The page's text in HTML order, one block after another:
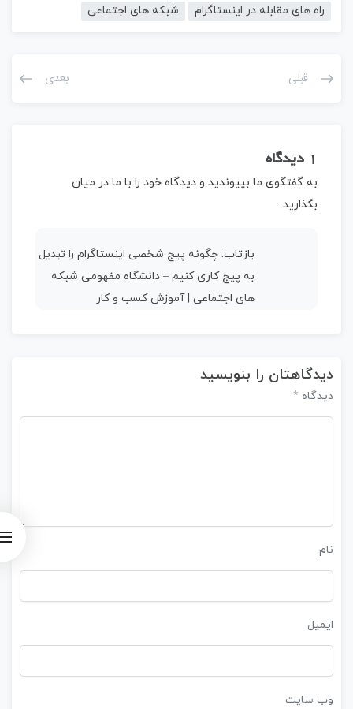
راه های مقابله در اینستاگرام
شبکه های اجتماعی
قبلی بعدی
1 دیدگاه
به گفتگوی ما بپیوندید و دیدگاه خود را با ما در میان
بگذارید.
بازتاب: چگونه پیج شخصی اینستاگرام را تبدیل
به پیج کاری کنیم – دانشگاه مفهومی شبکه
های اجتماعی | آموزش کسب و کار
دیدگاهتان را بنویسید
دیدگاه *
نام
ایمیل
وب‌ سایت